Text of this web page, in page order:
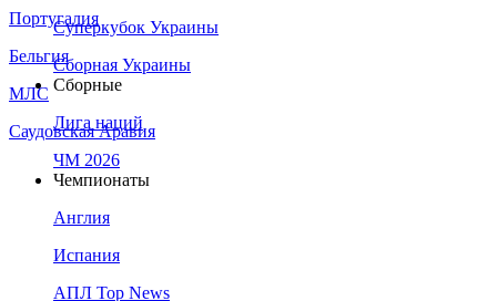
Португалия
Бельгия
МЛС
Саудовская Аравия
Суперкубок Украины
Сборная Украины
Сборные
Лига наций
ЧМ 2026
Чемпионаты
Англия
Испания
АПЛ Top News